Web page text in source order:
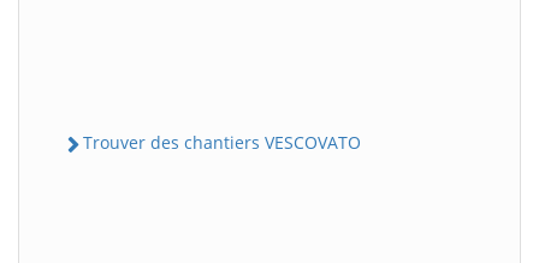
Trouver des chantiers VESCOVATO